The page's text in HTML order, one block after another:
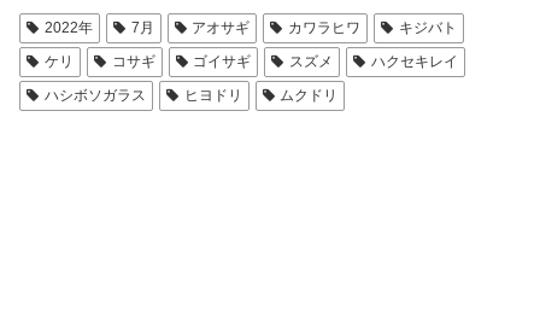
2022年 7月 アオサギ カワラヒワ
キジバト
ケリ
コサギ ゴイサギ スズメ
ハクセキレイ
ハシボソガラス
ヒヨドリ ムクドリ